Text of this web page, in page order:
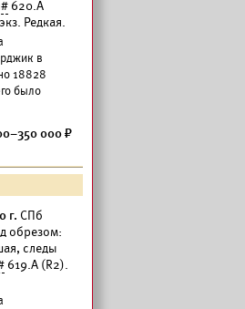
620.А
Редкая.
в
18828
было
000
г. СПб
обрезом:
следы
619.А (R2).